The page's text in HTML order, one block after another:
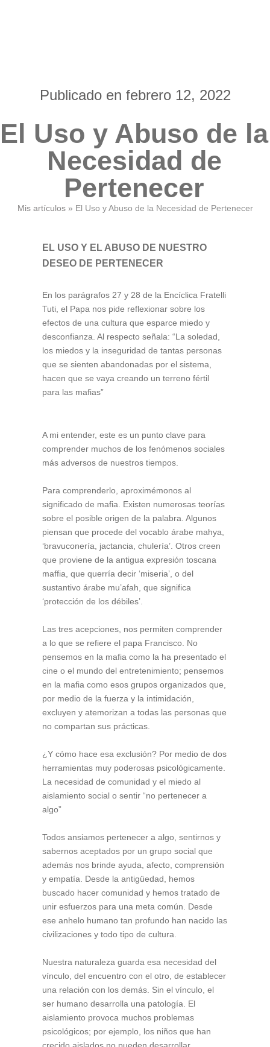
Publicado en febrero 12, 2022
El Uso y Abuso de la
Necesidad de
Pertenecer
Mis artículos» El Uso y Abuso de la Necesidad de Pertenecer
EL USO Y EL ABUSO DE NUESTRO
DESEO DE PERTENECER
En los parágrafos 27 y 28 de la Encíclica Fratelli
Tuti, el Papa nos pide reflexionar sobre los
efectos de una cultura que esparce miedo y
desconfianza. Al respecto señala: “La soledad,
los miedos y la inseguridad de tantas personas
que se sienten abandonadas por el sistema,
hacen que se vaya creando un terreno fértil
para las mafias”
A mi entender, este es un punto clave para
comprender muchos de los fenómenos sociales
más adversos de nuestros tiempos.
Para comprenderlo, aproximémonos al
significado de mafia. Existen numerosas teorías
sobre el posible origen de la palabra. Algunos
piensan que procede del vocablo árabe mahya,
‘bravuconería, jactancia, chulería’. Otros creen
que proviene de la antigua expresión toscana
maffia, que querría decir ‘miseria’, o del
sustantivo árabe mu’afah, que significa
‘protección de los débiles’.
Las tres acepciones, nos permiten comprender
a lo que se refiere el papa Francisco. No
pensemos en la mafia como la ha presentado el
cine o el mundo del entretenimiento; pensemos
en la mafia como esos grupos organizados que,
por medio de la fuerza y la intimidación,
excluyen y atemorizan a todas las personas que
no compartan sus prácticas.
¿Y cómo hace esa exclusión? Por medio de dos
herramientas muy poderosas psicológicamente.
La necesidad de comunidad y el miedo al
aislamiento social o sentir “no pertenecer a
algo”
Todos ansiamos pertenecer a algo, sentirnos y
sabernos aceptados por un grupo social que
además nos brinde ayuda, afecto, comprensión
y empatía. Desde la antigüedad, hemos
buscado hacer comunidad y hemos tratado de
unir esfuerzos para una meta común. Desde
ese anhelo humano tan profundo han nacido las
civilizaciones y todo tipo de cultura.
Nuestra naturaleza guarda esa necesidad del
vínculo, del encuentro con el otro, de establecer
una relación con los demás. Sin el vínculo, el
ser humano desarrolla una patología. El
aislamiento provoca muchos problemas
psicológicos; por ejemplo, los niños que han